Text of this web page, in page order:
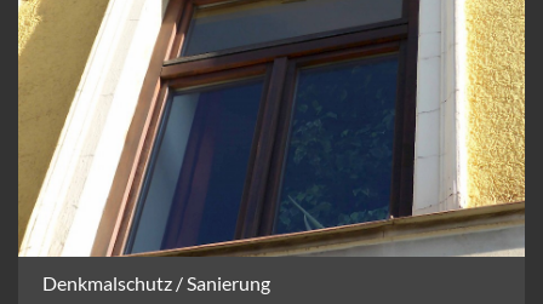
Denkmalschutz / Sanierung